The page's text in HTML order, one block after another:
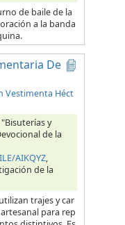
de baile de la
a la banda
De
Vestimenta Héct
y
de la
AIKQYZ,
de la
trajes y car
para rep